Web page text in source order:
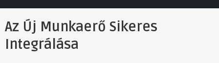
Az Új Munkaerő Sikeres
Integrálása